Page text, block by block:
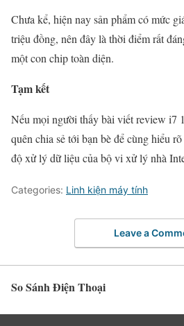
Chưa kể, hiện nay sản phẩm có mức
triệu đồng, nên đây là thời điểm rất
một con chip toàn diện.
Tạm kết
Nếu mọi người thấy bài viết review i7
quên chia sẻ tới bạn bè để cùng hiểu
độ xử lý dữ liệu của bộ vi xử lý nhà
Categories: Linh kiện máy tính
Leave a
So Sánh Điện Thoại